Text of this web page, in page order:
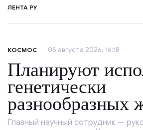
ЛЕНТА РУ
КОСМОС 05 августа 2026, 16:18
Планируют
генетически
разнообразных
Главный научный сотрудник —